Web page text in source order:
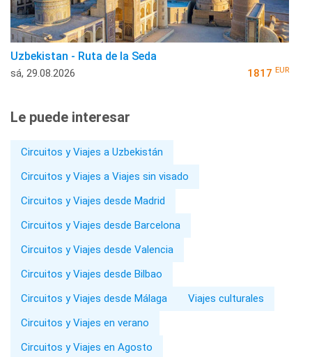
Uzbekistan - Ruta de la Seda
sá, 29.08.2026 1817 EUR
Le puede interesar
Circuitos y Viajes a Uzbekistán
Circuitos y Viajes a Viajes sin visado
Circuitos y Viajes desde Madrid
Circuitos y Viajes desde Barcelona
Circuitos y Viajes desde Valencia
Circuitos y Viajes desde Bilbao
Circuitos y Viajes desde Málaga
Viajes culturales
Circuitos y Viajes en verano
Circuitos y Viajes en Agosto